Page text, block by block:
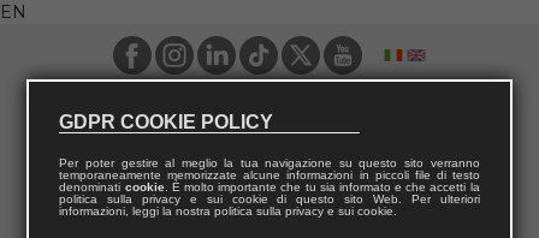
EN
GDPR COOKIE POLICY
Per poter gestire al meglio la tua navigazione su questo sito verranno
temporaneamente memorizzate alcune informazioni in piccoli file di testo
denominati cookie. È molto importante che tu sia informato e che accetti la
politica sulla privacy e sui cookie di questo sito Web. Per ulteriori
informazioni, leggi la nostra politica sulla privacy e sui cookie.